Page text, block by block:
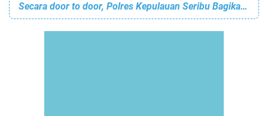
Secara door to door, Polres Kepulauan Seribu Bagikan 1.400 Masker dan Himbau ProKes